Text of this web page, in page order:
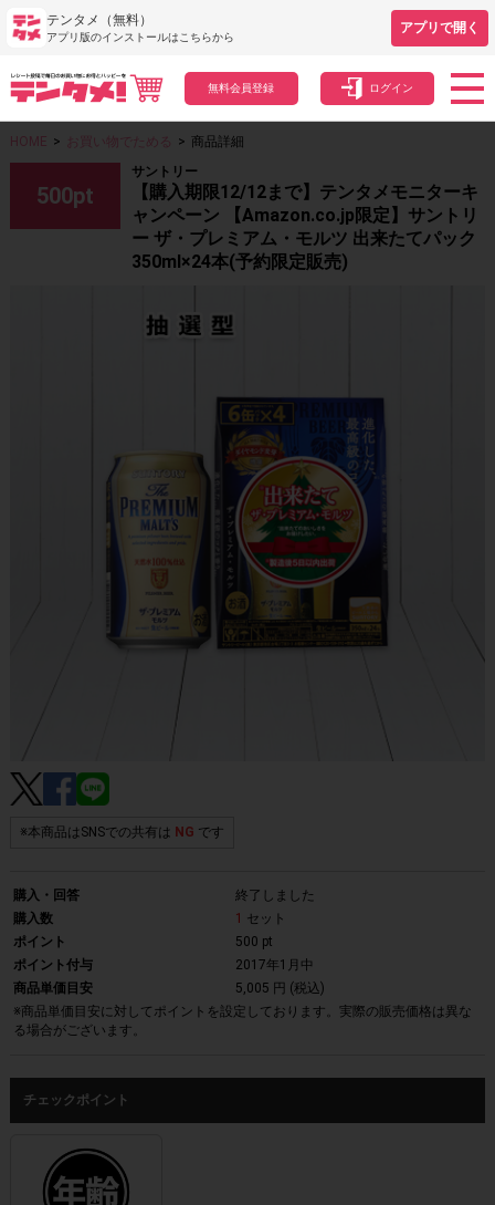
テンタメ（無料）
アプリ版のインストールはこちらから
アプリで開く
無料会員登録 ログイン
HOME > お買い物でためる > 商品詳細
500pt
サントリー
【購入期限12/12まで】テンタメモニターキ
ャンペーン 【Amazon.co.jp限定】サントリ
ー ザ・プレミアム・モルツ 出来たてパック
350ml×24本(予約限定販売)
※本商品はSNSでの共有は NG です
購入・回答
終了しました
購入数
1 セット
ポイント
500 pt
ポイント付与
2017年1月中
商品単価目安
5,005 円 (税込)
※商品単価目安に対してポイントを設定しております。実際の販売価格は異な
る場合がございます。
チェックポイント